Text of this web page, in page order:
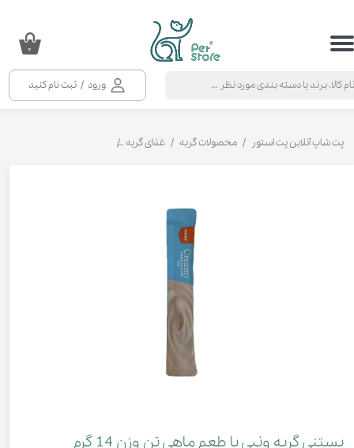
ورود / ثبت نام کنید
حساب کاربری من
خروج از حساب کاربری
۰
پت شاپ آنلاین پت استور محصولات گربه غذای گربه
بستنی گربه ونپی با طعم ماهی تن وزن 14 گرم